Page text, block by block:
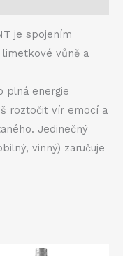
je spojením
limetkové vůně a
plná energie
roztočit vír emocí a
Jedinečný
vinný) zaručuje